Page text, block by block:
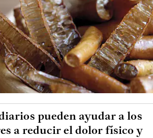
pueden ayudar a los
a reducir el dolor físico y